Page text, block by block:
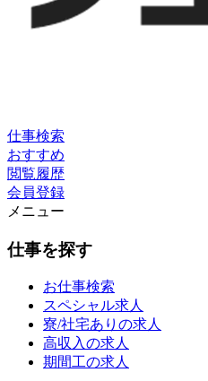
仕事検索
おすすめ
閲覧履歴
会員登録
メニュー
仕事を探す
お仕事検索
スペシャル求人
寮/社宅ありの求人
高収入の求人
期間工の求人